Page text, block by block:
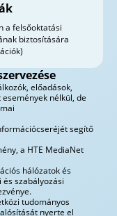
a felsőoktatási
biztosítására
előadások,
nélkül, de
segítő
a HTE MediaNet
hálózatok és
szabályozási
tudományos
nyerte el